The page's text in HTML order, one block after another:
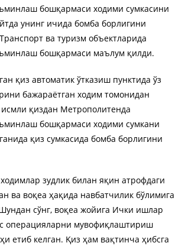
бошқармаси ходими сумкасини
унинг ичида бомба борлигини
ва туризм объектларида
бошқармаси маълум қилди.
қиз автоматик ўтказиш пунктида ўз
бажараётган ходим томонидан
исмли қиздан Метрополитенда
бошқармаси ходими сумкани
қиз сумкасида бомба борлигини
зудлик билан яқин атрофдаги
ва воқеа ҳақида навбатчилик бўлимига
сўнг, воқеа жойига Ички ишлар
операцияларни мувофиқлаштириш
етиб келган. Қиз ҳам вақтинча ҳибсга